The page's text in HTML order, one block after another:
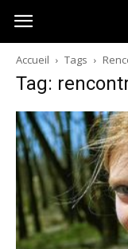
Australia-
australie.com
Accueil Tags
Tag: